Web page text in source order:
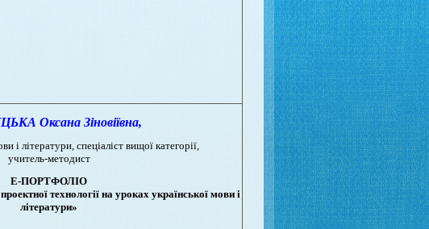
Оксана Зіновіївна,
і літератури, спеціаліст вищої категорії,
учитель-методист
Е-ПОРТФОЛІО
технології на уроках української мови і
літератури»